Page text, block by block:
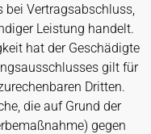
bei Vertragsabschluss,
Leistung handelt.
hat der Geschädigte
gilt für
Dritten.
die auf Grund der
gegen